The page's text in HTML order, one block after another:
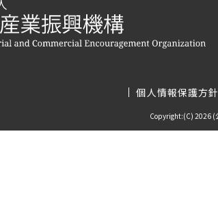
個人情報保護方針
Copyright:(C) 2026 (